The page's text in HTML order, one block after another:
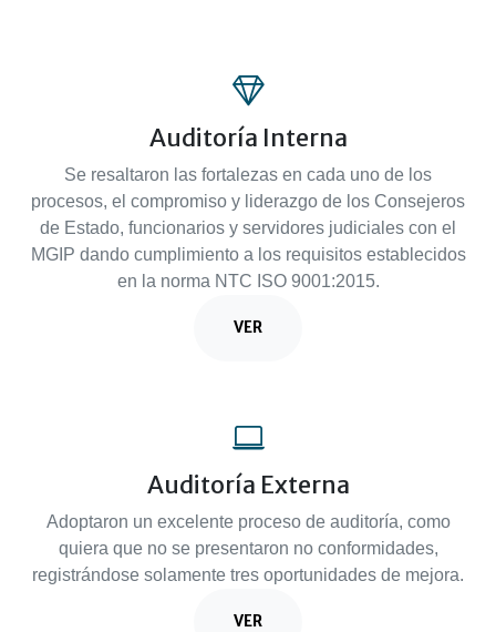
Auditoría Interna
Se resaltaron las fortalezas en cada uno de los
procesos, el compromiso y liderazgo de los Consejeros
de Estado, funcionarios y servidores judiciales con el
MGIP dando cumplimiento a los requisitos establecidos
en la norma NTC ISO 9001:2015.
VER
Auditoría Externa
Adoptaron un excelente proceso de auditoría, como
quiera que no se presentaron no conformidades,
registrándose solamente tres oportunidades de mejora.
VER